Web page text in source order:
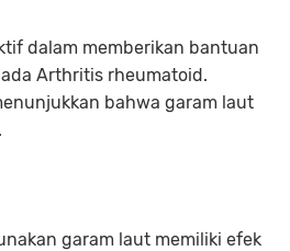
dalam memberikan bantuan
Arthritis rheumatoid.
bahwa garam laut
garam laut memiliki efek